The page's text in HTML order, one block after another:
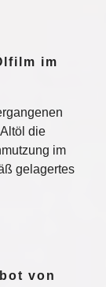
im
die
im
gelagertes
von